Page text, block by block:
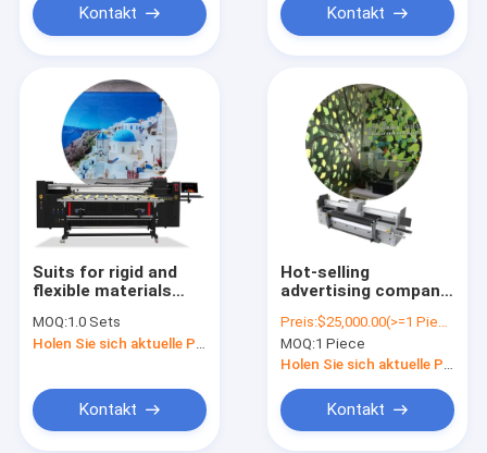
Kontakt Kontakt
Suits for rigid and
flexible materials
2000 large format UV
hybrid printer for
MOQ:1.0 Sets
Kontakt
Hot-selling
advertising company
Power 2022
Preis:$25,000.00(>=1 Pieces)
MOQ:1 Piece
Kontakt